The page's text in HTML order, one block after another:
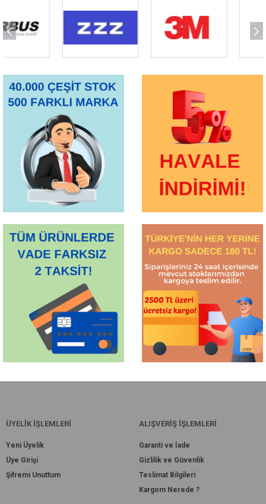
ÜYELİK İŞLEMLERİ
Yeni Üyelik
Üye Girişi
Şifremi Unuttum
ALIŞVERİŞ İŞLEMLERİ
Garanti ve İade
Gizlilik ve Güvenlik
Teslimat Bilgileri
Kargom Nerede ?